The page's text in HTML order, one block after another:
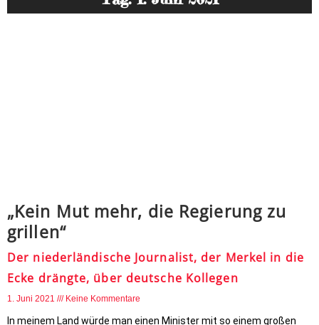
„Kein Mut mehr, die Regierung zu
grillen“
Der niederländische Journalist, der Merkel in die
Ecke drängte, über deutsche Kollegen
1. Juni 2021 Keine Kommentare
In meinem Land würde man einen Minister mit so einem großen